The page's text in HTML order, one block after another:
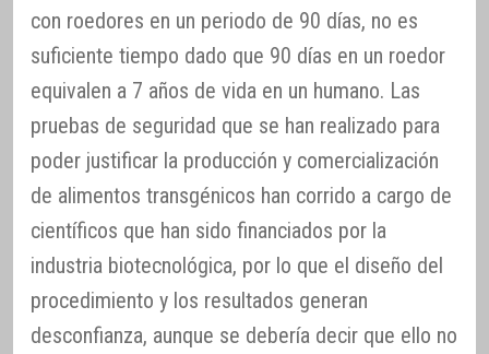
con roedores en un periodo de 90 días, no es
suficiente tiempo dado que 90 días en un roedor
equivalen a 7 años de vida en un humano. Las
pruebas de seguridad que se han realizado para
poder justificar la producción y comercialización
de alimentos transgénicos han corrido a cargo de
científicos que han sido financiados por la
industria biotecnológica, por lo que el diseño del
procedimiento y los resultados generan
desconfianza, aunque se debería decir que ello no